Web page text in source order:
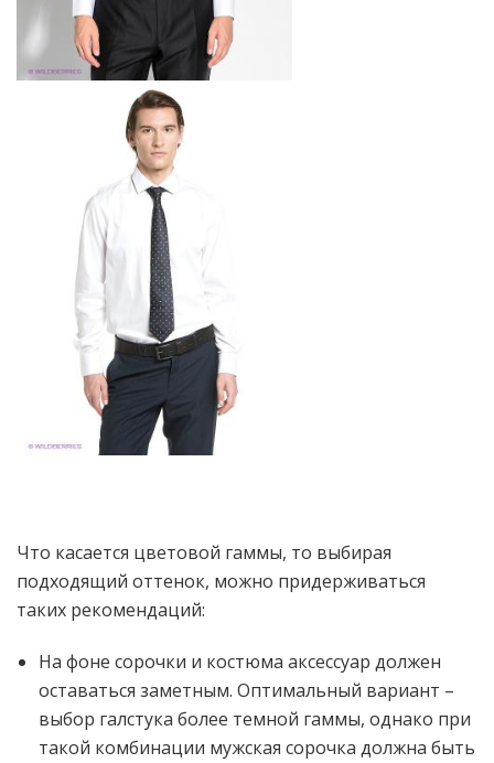
Что касается цветовой гаммы, то выбирая
подходящий оттенок, можно придерживаться
таких рекомендаций:
На фоне сорочки и костюма аксессуар должен
оставаться заметным. Оптимальный вариант –
выбор галстука более темной гаммы, однако при
такой комбинации мужская сорочка должна быть